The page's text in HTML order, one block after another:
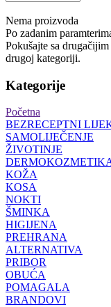
Nema proizvoda
Po zadanim
Pokušajte sa
drugoj kategoriji.
Kategorije
Početna
BEZRECEPTNI
SAMOLIJEČENJE
ŽIVOTINJE
KOŽA
KOSA
NOKTI
ŠMINKA
HIGIJENA
PREHRANA
ALTERNATIVA
PRIBOR
OBUĆA
POMAGALA
BRANDOVI